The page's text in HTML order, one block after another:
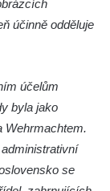
účinně odděluje
účelům
byla jako
Wehrmachtem.
se